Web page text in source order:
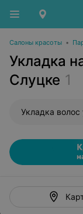
Салоны красоты •
Укладка
Слуцке 1
Укладка